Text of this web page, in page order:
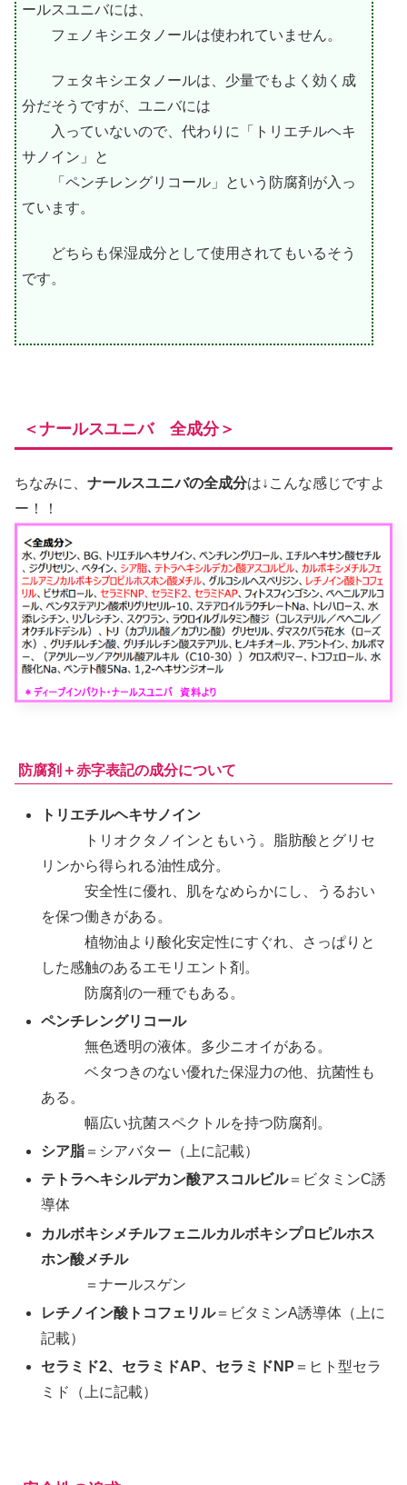
ールスユニバには、
フェノキシエタノールは使われていません。
フェタキシエタノールは、少量でもよく効く成
分だそうですが、ユニバには
入っていないので、代わりに「トリエチルヘキ
サノイン」と
「ペンチレングリコール」という防腐剤が入っ
ています。
どちらも保湿成分として使用されてもいるそう
です。
＜ナールスユニバ 全成分＞
ちなみに、 ナールスユニバの全成分は↓こんな感じですよ
ー！！
防腐剤＋赤字表記の成分について
トリエチルヘキサノイン
トリオクタノインともいう。脂肪酸とグリセ
リンから得られる油性成分。
安全性に優れ、肌をなめらかにし、うるおい
を保つ働きがある。
植物油より酸化安定性にすぐれ、さっぱりと
した感触のあるエモリエント剤。
防腐剤の一種でもある。
ペンチレングリコール
無色透明の液体。多少ニオイがある。
ベタつきのない優れた保湿力の他、抗菌性も
ある。
幅広い抗菌スペクトルを持つ防腐剤。
シア脂 ＝シアバター（上に記載）
テトラヘキシルデカン酸アスコルビル＝ビタミンC誘
導体
カルボキシメチルフェニルカルボキシプロピルホス
ホン酸メチル
＝ナールスゲン
レチノイン酸トコフェリル＝ビタミンA誘導体（上に
記載）
セラミド2、セラミドAP、セラミドNP ＝ヒト型セラ
ミド（上に記載）